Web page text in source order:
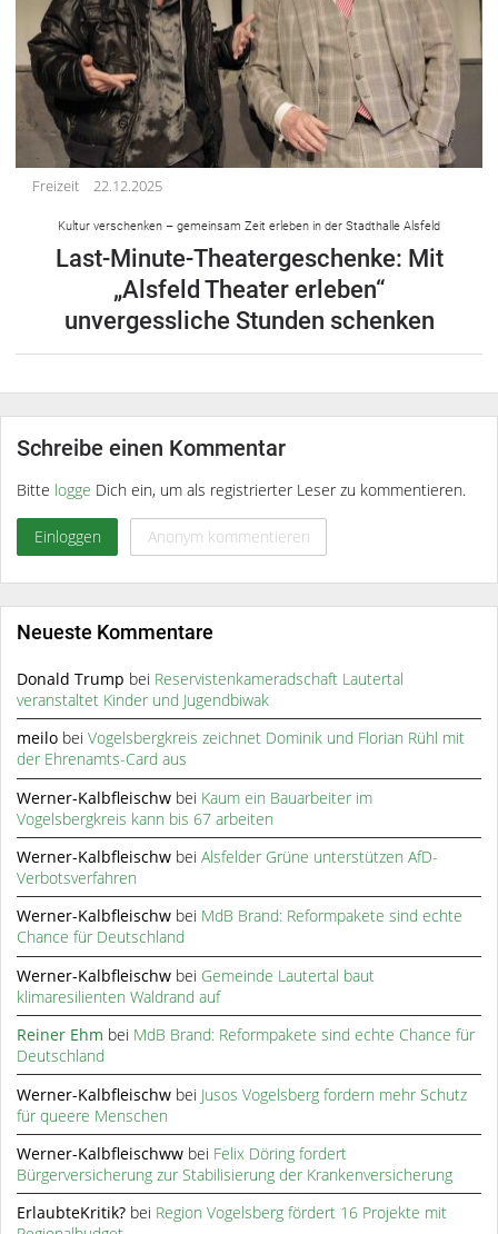
Freizeit 22.12.2025
Kultur verschenken – gemeinsam Zeit erleben in der Stadthalle Alsfeld
Last-Minute-Theatergeschenke: Mit
„Alsfeld Theater erleben“
unvergessliche Stunden schenken
Schreibe einen Kommentar
Bitte logge Dich ein, um als registrierter Leser zu kommentieren.
Einloggen Anonym kommentieren
Neueste Kommentare
Donald Trump bei Reservistenkameradschaft Lautertal
veranstaltet Kinder und Jugendbiwak
meilo beiVogelsbergkreis zeichnet Dominik und Florian Rühl mit
der Ehrenamts-Card aus
Werner-Kalbfleischw bei Kaum ein Bauarbeiter im
Vogelsbergkreis kann bis 67 arbeiten
Werner-Kalbfleischw beiAlsfelder Grüne unterstützen AfD-
Verbotsverfahren
Werner-Kalbfleischw bei MdB Brand: Reformpakete sind echte
Chance für Deutschland
Werner-Kalbfleischw bei Gemeinde Lautertal baut
klimaresilienten Waldrand auf
Reiner Ehm bei MdB Brand: Reformpakete sind echte Chance für
Deutschland
Werner-Kalbfleischw bei Jusos Vogelsberg fordern mehr Schutz
für queere Menschen
Werner-Kalbfleischww bei Felix Döring fordert
Bürgerversicherung zur Stabilisierung der Krankenversicherung
ErlaubteKritik? bei Region Vogelsberg fördert 16 Projekte mit